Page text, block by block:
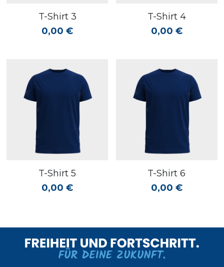
T-Shirt 3
0,00 €
T-Shirt 4
0,00 €
T-Shirt 5
0,00 €
T-Shirt 6
0,00 €